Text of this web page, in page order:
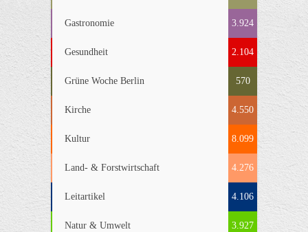
Gastronomie 3.924
Gesundheit 2.104
Grüne Woche Berlin 570
Kirche 4.550
Kultur 8.099
Land- & Forstwirtschaft 4.276
Leitartikel 4.106
Natur & Umwelt 3.927